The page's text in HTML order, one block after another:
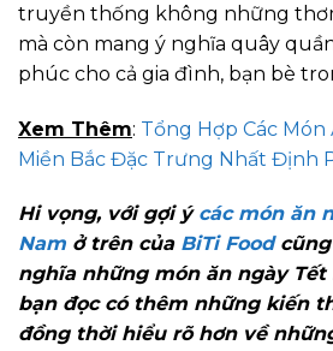
truyền thống không những
mà còn mang ý nghĩa quây
phúc cho cả gia đình, bạn bè
Xem Thêm: Tổng Hợp Các Món
Miền Bắc Đặc Trưng Nhất Định
Hi vọng, với gợi ý các món ăn
Nam ở trên của BiTi Foodcũng
nghĩa những món ăn ngày
bạn đọc có thêm những kiến
đồng thời hiểu rõ hơn về